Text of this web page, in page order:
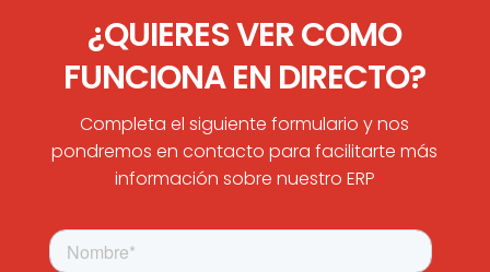
¿QUIERES VER COMO
FUNCIONA EN DIRECTO?
Completa el siguiente formulario y nos
pondremos en contacto para facilitarte más
información sobre nuestro ERP